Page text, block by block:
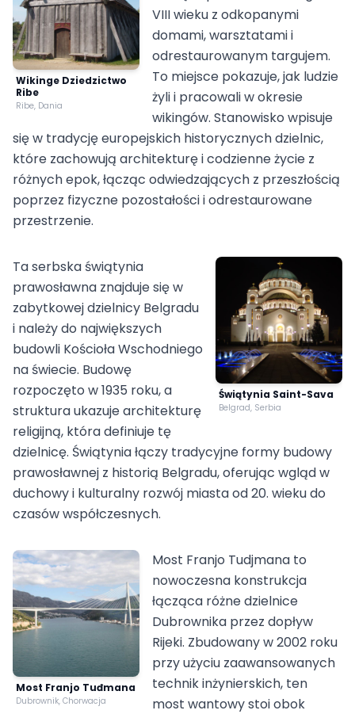
Wikinge Dziedzictwo
Ribe
Ribe, Dania
VIII wieku z odkopanymi
domami, warsztatami i
odrestaurowanym targujem.
To miejsce pokazuje, jak ludzie
żyli i pracowali w okresie
wikingów. Stanowisko wpisuje
się w tradycję europejskich historycznych dzielnic,
które zachowują architekturę i codzienne życie z
różnych epok, łącząc odwiedzających z przeszłością
poprzez fizyczne pozostałości i odrestaurowane
przestrzenie.
Świątynia Saint-Sava
Belgrad, Serbia
Ta serbska świątynia
prawosławna znajduje się w
zabytkowej dzielnicy Belgradu
i należy do największych
budowli Kościoła Wschodniego
na świecie. Budowę
rozpoczęto w 1935 roku, a
struktura ukazuje architekturę
religijną, która definiuje tę
dzielnicę. Świątynia łączy tradycyjne formy budowy
prawosławnej z historią Belgradu, oferując wgląd w
duchowy i kulturalny rozwój miasta od 20. wieku do
czasów współczesnych.
Most Franjo Tuđmana
Dubrownik, Chorwacja
Most Franjo Tudjmana to
nowoczesna konstrukcja
łącząca różne dzielnice
Dubrownika przez dopływ
Rijeki. Zbudowany w 2002 roku
przy użyciu zaawansowanych
technik inżynierskich, ten
most wantowy stoi obok